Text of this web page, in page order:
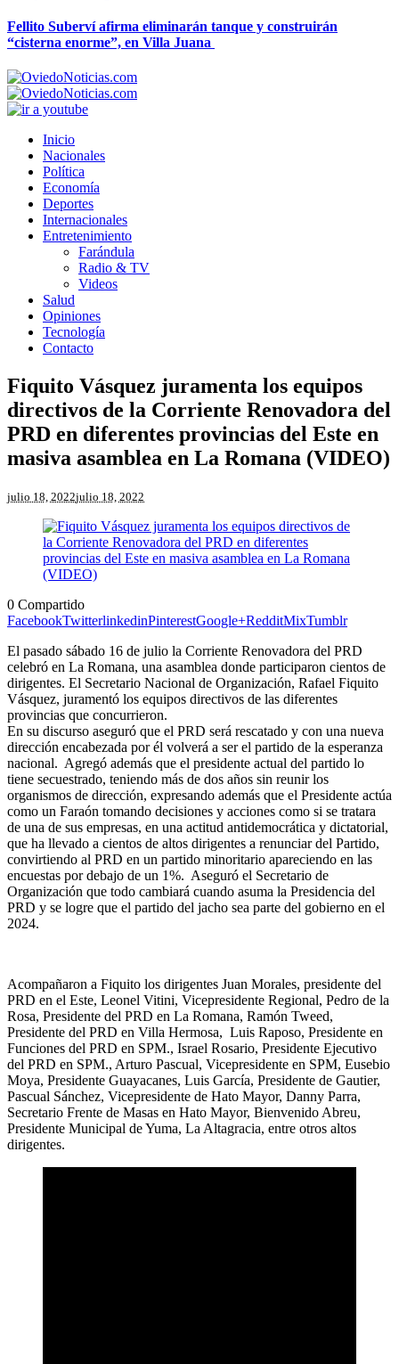
Fellito Suberví afirma eliminarán tanque y construirán
“cisterna enorme”, en Villa Juana
Inicio
Nacionales
Política
Economía
Deportes
Internacionales
Entretenimiento
Farándula
Radio & TV
Videos
Salud
Opiniones
Tecnología
Contacto
Fiquito Vásquez juramenta los equipos
directivos de la Corriente Renovadora del
PRD en diferentes provincias del Este en
masiva asamblea en La Romana (VIDEO)
julio 18, 2022julio 18, 2022
0 Compartido
FacebookTwitterlinkedinPinterestGoogle+RedditMixTumblr
El pasado sábado 16 de julio la Corriente Renovadora del PRD
celebró en La Romana, una asamblea donde participaron cientos de
dirigentes. El Secretario Nacional de Organización, Rafael Fiquito
Vásquez, juramentó los equipos directivos de las diferentes
provincias que concurrieron.
En su discurso aseguró que el PRD será rescatado y con una nueva
dirección encabezada por él volverá a ser el partido de la esperanza
nacional. Agregó además que el presidente actual del partido lo
tiene secuestrado, teniendo más de dos años sin reunir los
organismos de dirección, expresando además que el Presidente actúa
como un Faraón tomando decisiones y acciones como si se tratara
de una de sus empresas, en una actitud antidemocrática y dictatorial,
que ha llevado a cientos de altos dirigentes a renunciar del Partido,
convirtiendo al PRD en un partido minoritario apareciendo en las
encuestas por debajo de un 1%. Aseguró el Secretario de
Organización que todo cambiará cuando asuma la Presidencia del
PRD y se logre que el partido del jacho sea parte del gobierno en el
2024.
Acompañaron a Fiquito los dirigentes Juan Morales, presidente del
PRD en el Este, Leonel Vitini, Vicepresidente Regional, Pedro de la
Rosa, Presidente del PRD en La Romana, Ramón Tweed,
Presidente del PRD en Villa Hermosa, Luis Raposo, Presidente en
Funciones del PRD en SPM., Israel Rosario, Presidente Ejecutivo
del PRD en SPM., Arturo Pascual, Vicepresidente en SPM, Eusebio
Moya, Presidente Guayacanes, Luis García, Presidente de Gautier,
Pascual Sánchez, Vicepresidente de Hato Mayor, Danny Parra,
Secretario Frente de Masas en Hato Mayor, Bienvenido Abreu,
Presidente Municipal de Yuma, La Altagracia, entre otros altos
dirigentes.